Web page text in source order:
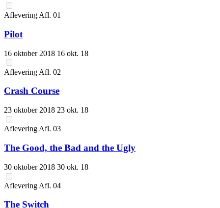
Aflevering Afl. 01
Pilot
16 oktober 2018 16 okt. 18
Aflevering Afl. 02
Crash Course
23 oktober 2018 23 okt. 18
Aflevering Afl. 03
The Good, the Bad and the Ugly
30 oktober 2018 30 okt. 18
Aflevering Afl. 04
The Switch